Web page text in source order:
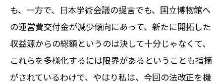
も、一方で、日本学術会議の提言でも、国立博物館へ
の運営費交付金が減少傾向にあって、新たに開拓した
収益源からの総額というのは決して十分じゃなくて、
これらを多様化するには限界があるということも指摘
がされているわけで、やはり私は、今回の法改正を機